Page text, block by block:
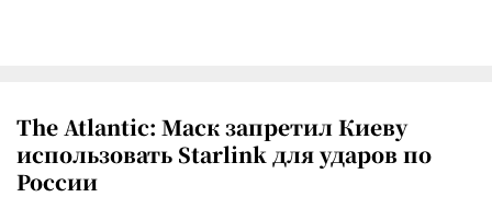
The Atlantic: Маск запретил Киеву
использовать Starlink для ударов по
России